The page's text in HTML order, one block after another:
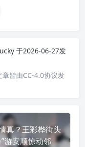
于2026-06-27发
皆由CC-4.0协议发
真？王彩桦街头
游安顺惊动邻